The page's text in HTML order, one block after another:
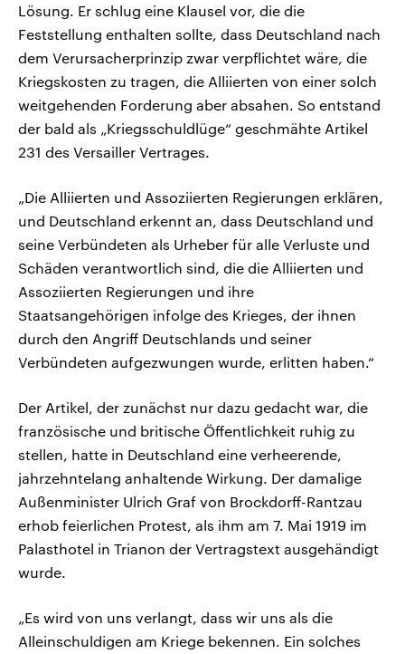
Lösung. Er schlug eine Klausel vor, die die
Feststellung enthalten sollte, dass Deutschland nach
dem Verursacherprinzip zwar verpflichtet wäre, die
Kriegskosten zu tragen, die Alliierten von einer solch
weitgehenden Forderung aber absahen. So entstand
der bald als „Kriegsschuldlüge“ geschmähte Artikel
231 des Versailler Vertrages.
„Die Alliierten und Assoziierten Regierungen erklären,
und Deutschland erkennt an, dass Deutschland und
seine Verbündeten als Urheber für alle Verluste und
Schäden verantwortlich sind, die die Alliierten und
Assoziierten Regierungen und ihre
Staatsangehörigen infolge des Krieges, der ihnen
durch den Angriff Deutschlands und seiner
Verbündeten aufgezwungen wurde, erlitten haben.“
Der Artikel, der zunächst nur dazu gedacht war, die
französische und britische Öffentlichkeit ruhig zu
stellen, hatte in Deutschland eine verheerende,
jahrzehntelang anhaltende Wirkung. Der damalige
Außenminister Ulrich Graf von Brockdorff-Rantzau
erhob feierlichen Protest, als ihm am 7. Mai 1919 im
Palasthotel in Trianon der Vertragstext ausgehändigt
wurde.
„Es wird von uns verlangt, dass wir uns als die
Alleinschuldigen am Kriege bekennen. Ein solches